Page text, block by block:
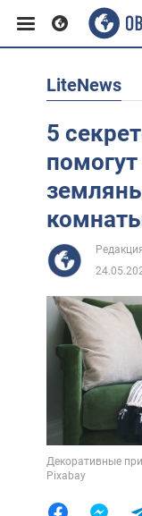
Европа
США
Азия
Африка
Жизнь
Лайфхаки
LiteNews
5
Декоративные
Pixabay